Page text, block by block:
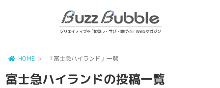
HOME 「富士急ハイランド」一覧
富士急ハイランドの投稿一覧